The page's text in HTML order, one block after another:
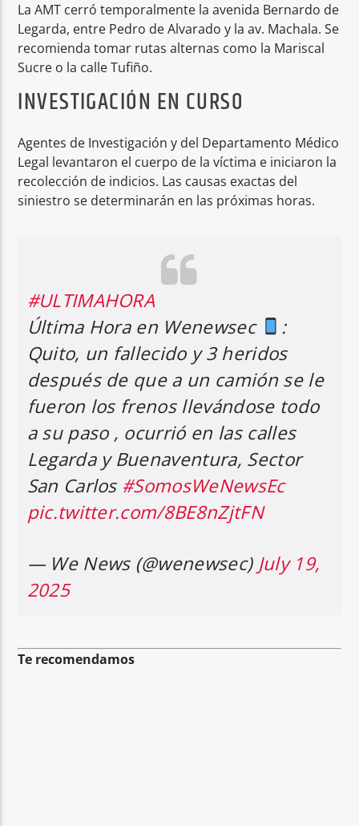
La AMT cerró temporalmente la avenida Bernardo de
Legarda, entre Pedro de Alvarado y la av. Machala. Se
recomienda tomar rutas alternas como la Mariscal
Sucre o la calle Tufiño.
INVESTIGACIÓN EN CURSO
Agentes de Investigación y del Departamento Médico
Legal levantaron el cuerpo de la víctima e iniciaron la
recolección de indicios. Las causas exactas del
siniestro se determinarán en las próximas horas.
#ULTIMAHORA
Última Hora en Wenewsec
:
Quito, un fallecido y 3 heridos
después de que a un camión se le
fueron los frenos llevándose todo
a su paso , ocurrió en las calles
Legarda y Buenaventura, Sector
San Carlos #SomosWeNewsEc
pic.twitter.com/8BE8nZjtFN
— We News (@wenewsec) July 19,
2025
Te recomendamos